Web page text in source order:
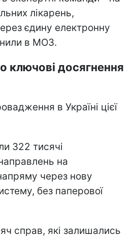
лікарень,
єдину електронну
в МОЗ.
ключові досягнення
в Україні цієї
322 тисячі
на
через нову
без паперової
справ, які залишались